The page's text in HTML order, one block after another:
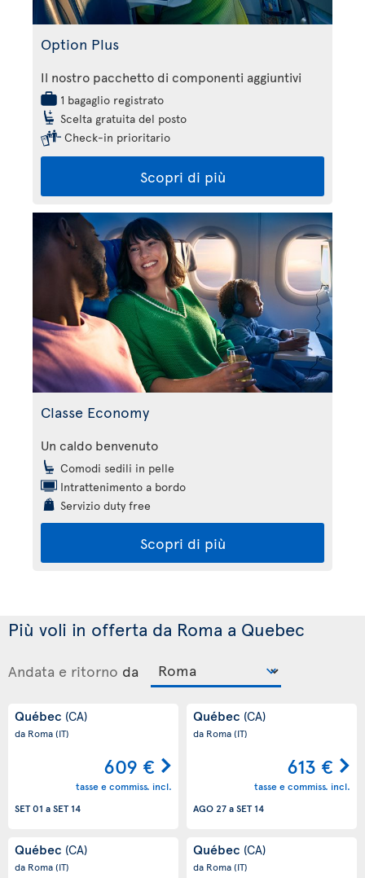
Option Plus
Il nostro pacchetto di componenti aggiuntivi
1 bagaglio registrato
Scelta gratuita del posto
Check-in prioritario
Scopri di più
Classe Economy
Un caldo benvenuto
Comodi sedili in pelle
Intrattenimento a bordo
Servizio duty free
Scopri di più
Più voli in offerta da Roma a Quebec
Andata e ritorno da
Québec (CA)
da Roma(IT)
609 €
tasse e commiss. incl.
SET 01 aSET 14
Québec (CA)
da Roma(IT)
613 €
tasse e commiss. incl.
AGO 27aSET 14
Québec (CA)
da Roma(IT)
Québec (CA)
da Roma(IT)